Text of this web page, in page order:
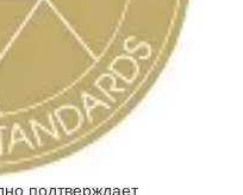
никогда не
для пен. Однако
плохого качества
при
товаров.
запрещающие
подтверждает